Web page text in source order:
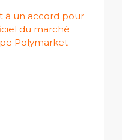
à un accord pour
du marché
Polymarket